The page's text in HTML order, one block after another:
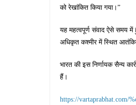
को रेखांकित किया गया।”
यह महत्वपूर्ण संवाद ऐसे समय
अधिकृत कश्मीर में स्थित
भारत की इस निर्णायक सैन्य
हैं।
https://vartaprabhat.com/